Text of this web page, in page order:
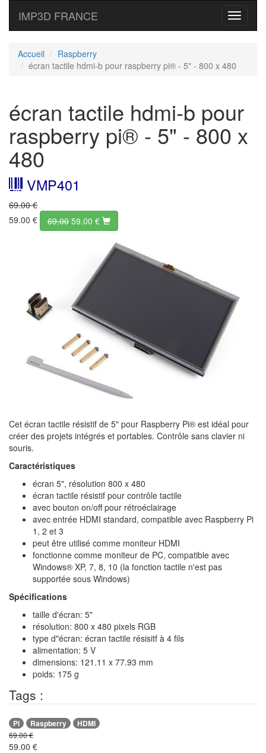
Toggle
IMP3D FRANCE
Accueil
Raspberry
écran tactile hdmi-b pour raspberry pi® - 5" - 800 x 480
écran tactile hdmi-b pour
raspberry pi® - 5" - 800 x
480
VMP401
69.00 €
59.00 €
69.00 59.00 €
Cet écran tactile résistif de 5" pour Raspberry Pi® est idéal pour
créer des projets intégrés et portables. Contrôle sans clavier ni
souris.
Caractéristiques
écran 5", résolution 800 x 480
écran tactile résistif pour contrôle tactile
avec bouton on/off pour rétroéclairage
avec entrée HDMI standard, compatible avec Raspberry Pi
1, 2 et 3
peut être utilisé comme moniteur HDMI
fonctionne comme moniteur de PC, compatible avec
Windows® XP, 7, 8, 10 (la fonction tactile n'est pas
supportée sous Windows)
Spécifications
taille d'écran: 5"
résolution: 800 x 480 pixels RGB
type d"écran: écran tactile résisitf à 4 fils
alimentation: 5 V
dimensions: 121.11 x 77.93 mm
poids: 175 g
Tags :
Pi Raspberry HDMI
69.00 €
59.00 €